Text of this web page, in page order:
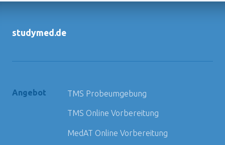
studymed.de
Angebot TMS Probeumgebung
TMS Online Vorbereitung
MedAT Online Vorbereitung